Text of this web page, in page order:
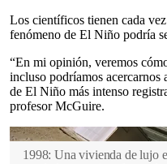
Los científicos tienen cada
fenómeno de El Niño podría
“En mi opinión, veremos
incluso podríamos acercarnos
de El Niño más intenso
profesor McGuire.
1998: Una vivienda de lujo